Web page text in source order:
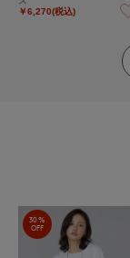
￥6,270(税込)
30%
OFF